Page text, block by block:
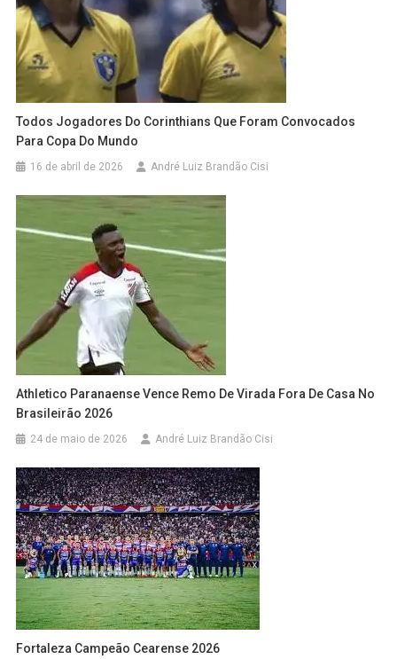
Todos Jogadores Do Corinthians Que Foram Convocados
Para Copa Do Mundo
16 de abril de 2026 André Luiz Brandão Cisi
Athletico Paranaense Vence Remo De Virada Fora De Casa No
Brasileirão 2026
24 de maio de 2026 André Luiz Brandão Cisi
Fortaleza Campeão Cearense 2026